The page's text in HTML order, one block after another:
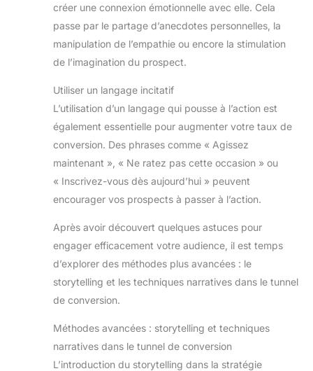
créer une connexion émotionnelle avec elle. Cela
passe par le partage d’anecdotes personnelles, la
manipulation de l’empathie ou encore la stimulation
de l’imagination du prospect.
Utiliser un langage incitatif
L’utilisation d’un langage qui pousse à l’action est
également essentielle pour augmenter votre taux de
conversion. Des phrases comme « Agissez
maintenant », « Ne ratez pas cette occasion » ou
« Inscrivez-vous dès aujourd’hui » peuvent
encourager vos prospects à passer à l’action.
Après avoir découvert quelques astuces pour
engager efficacement votre audience, il est temps
d’explorer des méthodes plus avancées : le
storytelling et les techniques narratives dans le tunnel
de conversion.
Méthodes avancées : storytelling et techniques
narratives dans le tunnel de conversion
L’introduction du storytelling dans la stratégie